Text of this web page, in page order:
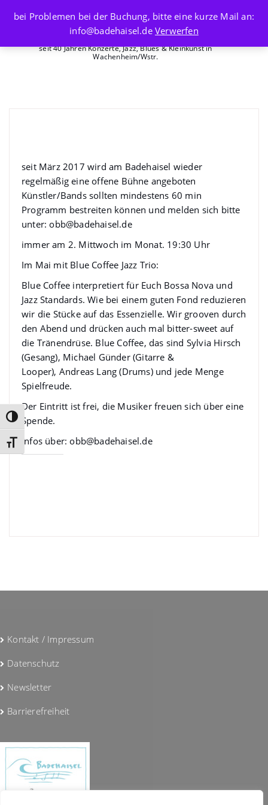
Umschalten auf hohe Kontraste
Schrift vergrößern
seit 40 Jahren Konzerte, Jazz, Blues & Kleinkunst in
Wachenheim/Wstr.
seit März 2017 wird am Badehaisel wieder
regelmäßig eine offene Bühne angeboten
Künstler/Bands sollten mindestens 60 min
Programm bestreiten können und melden sich bitte
unter:obb@badehaisel.de
immer am 2. Mittwoch im Monat. 19:30 Uhr
Im Mai mit Blue Coffee Jazz Trio:
Blue Coffee interpretiert für Euch Bossa Nova und
Jazz Standards. Wie bei einem guten Fond reduzieren
wir die Stücke auf das Essenzielle. Wir grooven durch
den Abend und drücken auch mal bitter-sweet auf
die Tränendrüse. Blue Coffee, das sind Sylvia Hirsch
(Gesang), Michael Günder (Gitarre &
Looper), Andreas Lang (Drums) und jede Menge
Spielfreude.
Der Eintritt ist frei, die Musiker freuen sich über eine
Spende.
Infos über:obb@badehaisel.de
Kontakt / Impressum
Datenschutz
Newsletter
Barrierefreiheit
bei Problemen bei der Buchung, bitte eine kurze Mail an:
info@badehaisel.de Verwerfen